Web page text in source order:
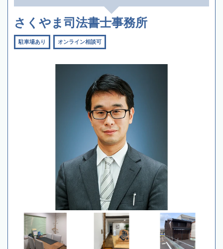
さくやま司法書士事務所
駐車場あり オンライン相談可